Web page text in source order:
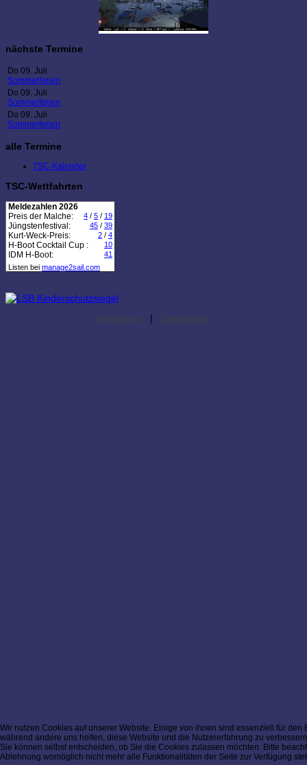
nächste Termine
Do 09. Juli
Sommerferien
Do 09. Juli
Sommerferien
Do 09. Juli
Sommerferien
alle Termine
TSC-Kalender
TSC-Wettfahrten
Meldezahlen 2026
Preis der Malche:
4 / 5 / 19
Jüngstenfestival: 45 / 39
Kurt-Weck-Preis: 2 / 4
H-Boot Cocktail Cup : 10
IDM H-Boot:
41
Listen bei manage2sail.com
Impressum Datenschutz
Wir nutzen Cookies auf unserer Website. Einige von ihnen sind essenziell für den
während andere uns helfen, diese Website und die Nutzererfahrung zu
Sie können selbst entscheiden, ob Sie die Cookies zulassen möchten. Bitte
Ablehnung womöglich nicht mehr alle Funktionalitäten der Seite zur Verfügung